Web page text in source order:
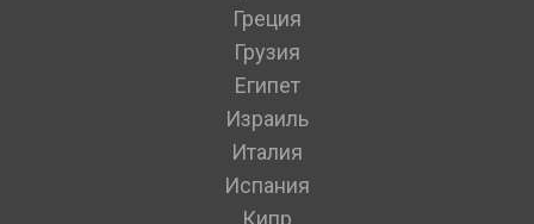
Греция
Грузия
Египет
Израиль
Италия
Испания
Кипр